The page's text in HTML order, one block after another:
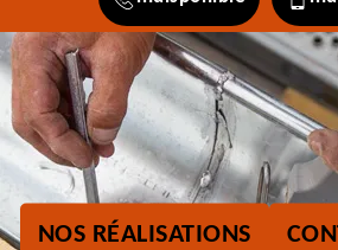
NOS RÉALISATIONS